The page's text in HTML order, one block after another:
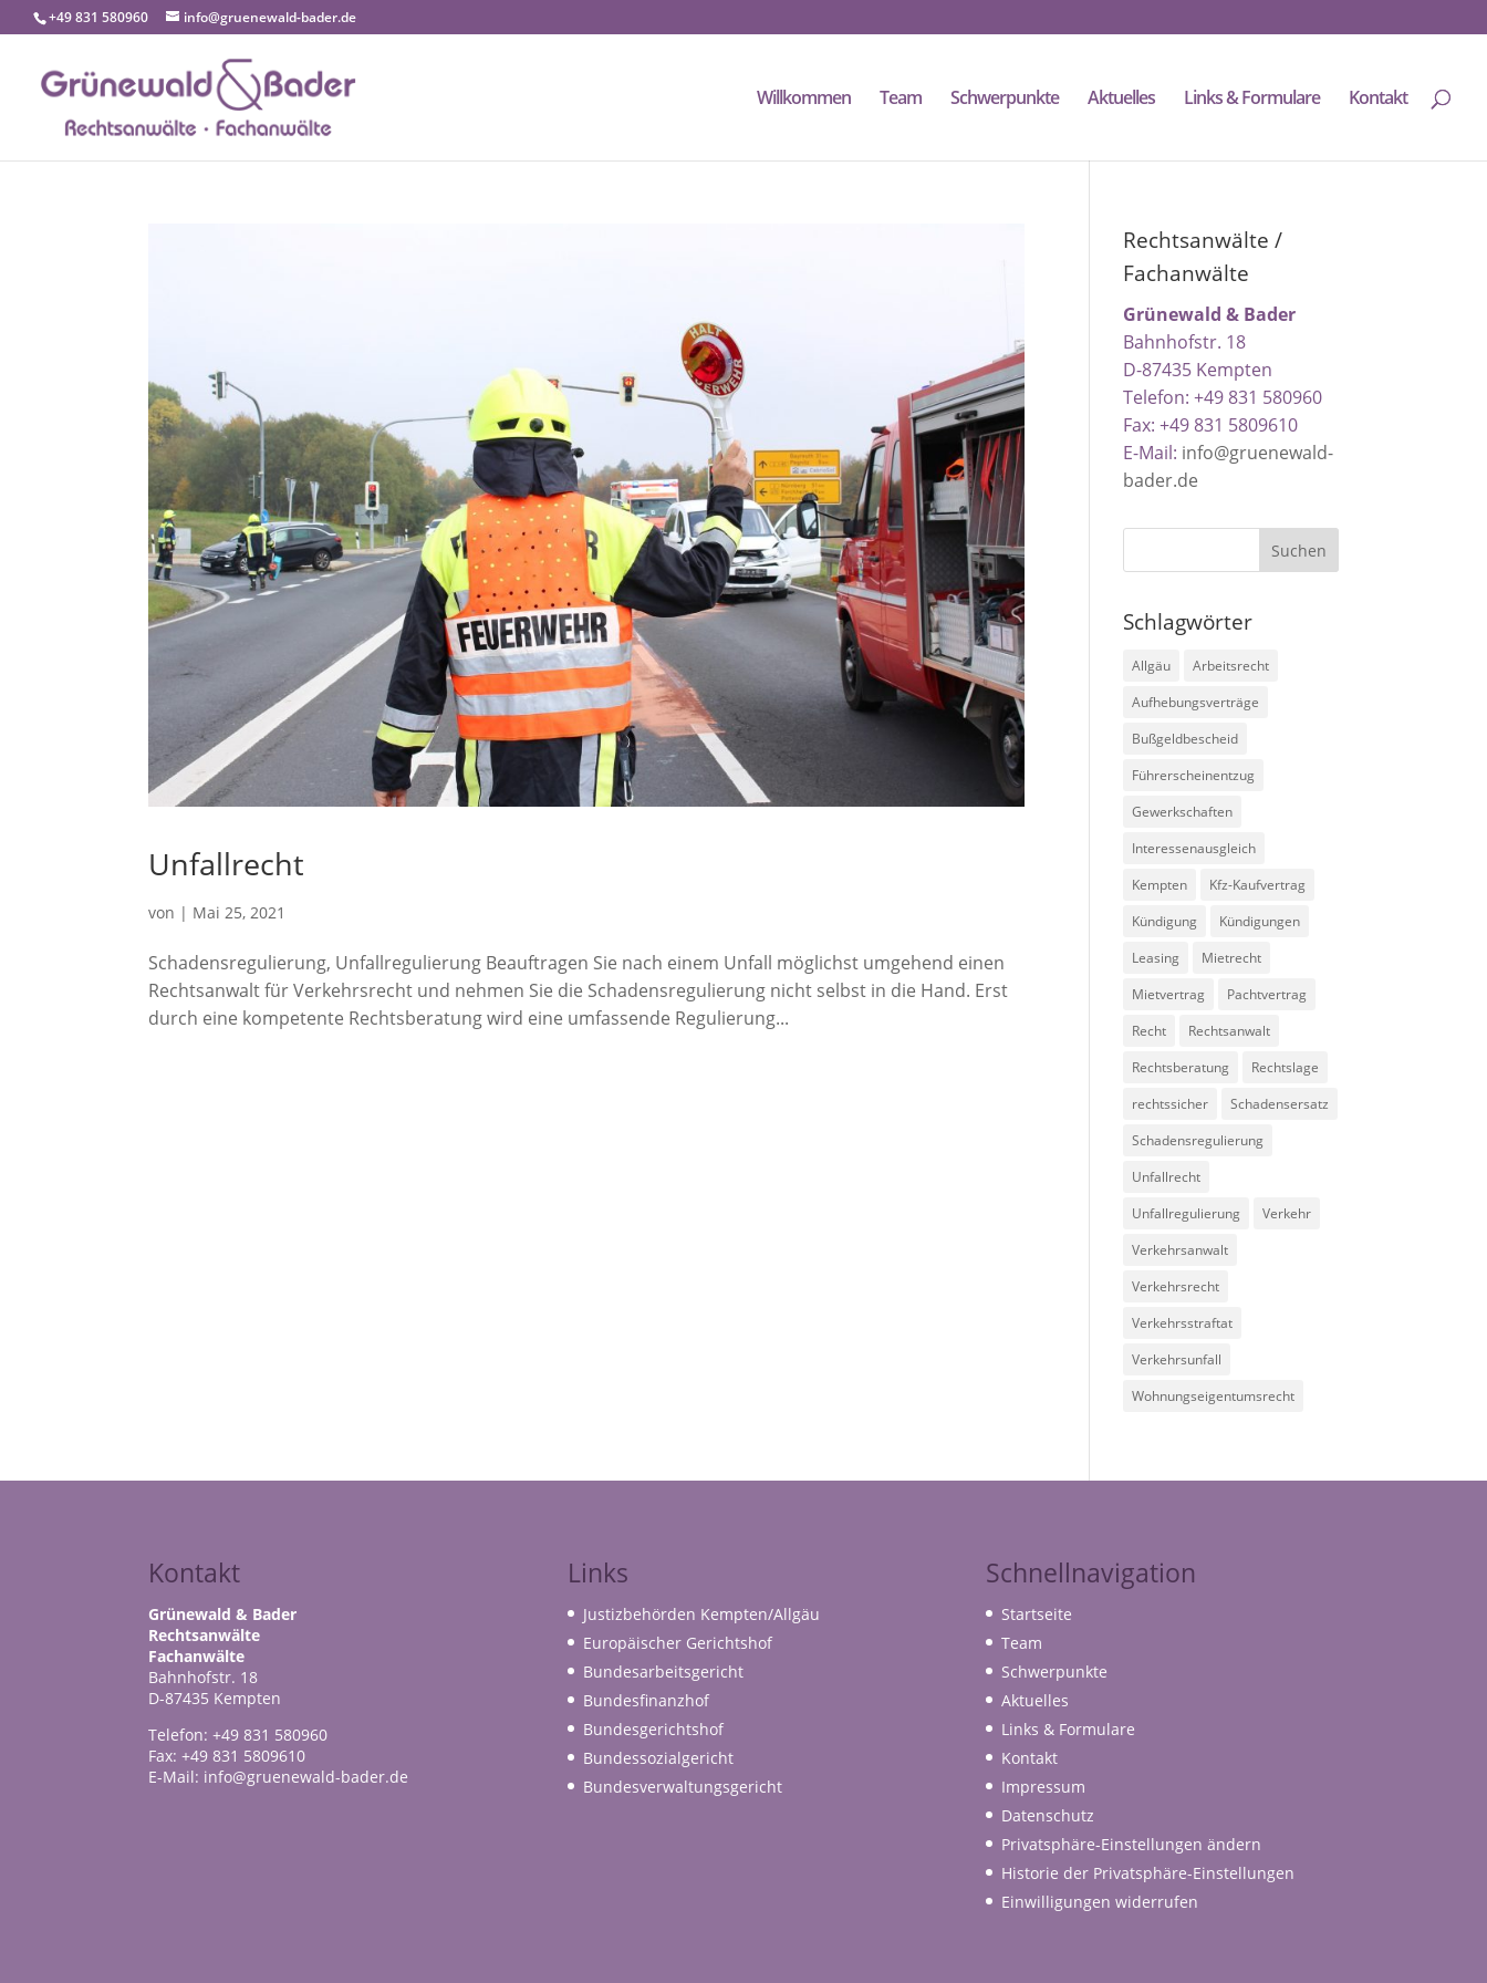
+49 831 580960 info@gruenewald-bader.de
Willkommen Team Schwerpunkte Aktuelles Links & Formulare Kontakt
Unfallrecht
von | Mai 25, 2021
Schadensregulierung, Unfallregulierung Beauftragen Sie nach einem Unfall möglichst umgehend einen
Rechtsanwalt für Verkehrsrecht und nehmen Sie die Schadensregulierung nicht selbst in die Hand. Erst
durch eine kompetente Rechtsberatung wird eine umfassende Regulierung...
Rechtsanwälte /
Fachanwälte
Grünewald & Bader
Bahnhofstr. 18
D-87435 Kempten
Telefon: +49 831 580960
Fax: +49 831 5809610
E-Mail: info@gruenewald-
bader.de
Schlagwörter
Allgäu
Arbeitsrecht
Aufhebungsverträge
Bußgeldbescheid
Führerscheinentzug
Gewerkschaften
Interessenausgleich
Kempten
Kfz-Kaufvertrag
Kündigung
Kündigungen
Leasing
Mietrecht
Mietvertrag
Pachtvertrag
Recht
Rechtsanwalt
Rechtsberatung
Rechtslage
rechtssicher
Schadensersatz
Schadensregulierung
Unfallrecht
Unfallregulierung
Verkehr
Verkehrsanwalt
Verkehrsrecht
Verkehrsstraftat
Verkehrsunfall
Wohnungseigentumsrecht
Kontakt
Grünewald & Bader
Rechtsanwälte
Fachanwälte
Bahnhofstr. 18
D-87435 Kempten
Telefon: +49 831 580960
Fax: +49 831 5809610
E-Mail: info@gruenewald-bader.de
Links
Justizbehörden Kempten/Allgäu
Europäischer Gerichtshof
Bundesarbeitsgericht
Bundesfinanzhof
Bundesgerichtshof
Bundessozialgericht
Bundesverwaltungsgericht
Schnellnavigation
Startseite
Team
Schwerpunkte
Aktuelles
Links & Formulare
Kontakt
Impressum
Datenschutz
Privatsphäre-Einstellungen ändern
Historie der Privatsphäre-Einstellungen
Einwilligungen widerrufen